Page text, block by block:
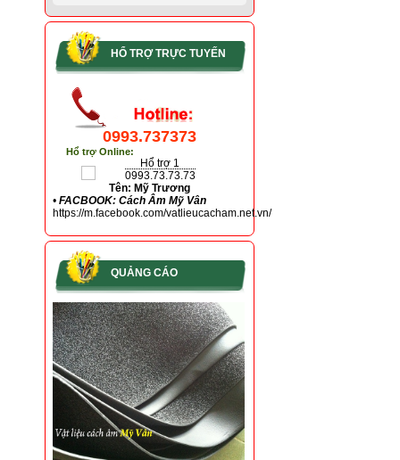
HỔ TRỢ TRỰC TUYẾN
0993.737373
Hổ trợ Online:
Hổ trợ 1
0993.73.73.73
Tên: Mỹ Trương
• FACBOOK: Cách Âm Mỹ Vân
https://m.facebook.com/vatlieucacham.net.vn/
QUẢNG CÁO